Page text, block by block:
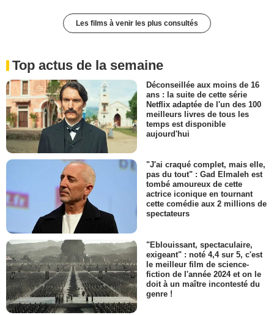
Les films à venir les plus consultés
Top actus de la semaine
Déconseillée aux moins de 16
ans : la suite de cette série
Netflix adaptée de l'un des 100
meilleurs livres de tous les
temps est disponible
aujourd'hui
"J'ai craqué complet, mais elle,
pas du tout" : Gad Elmaleh est
tombé amoureux de cette
actrice iconique en tournant
cette comédie aux 2 millions de
spectateurs
"Eblouissant, spectaculaire,
exigeant" : noté 4,4 sur 5, c'est
le meilleur film de science-
fiction de l'année 2024 et on le
doit à un maître incontesté du
genre !